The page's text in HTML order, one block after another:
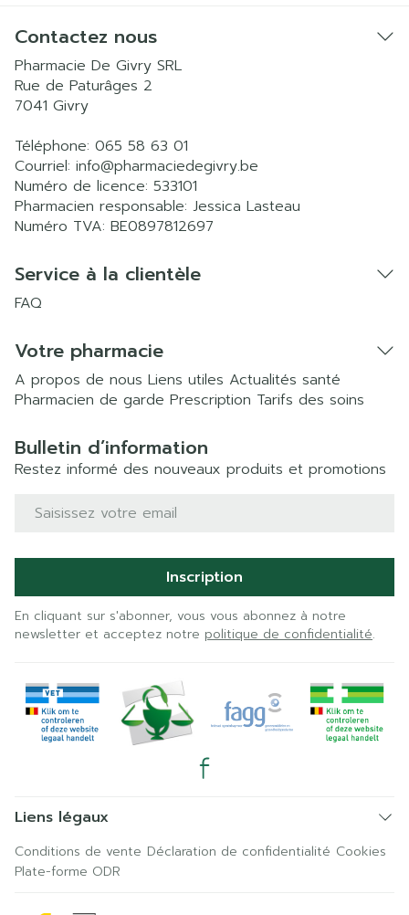
Contactez nous
Pharmacie De Givry SRL
Rue de Paturâges 2
7041 Givry
Téléphone: 065 58 63 01
Courriel: info@pharmaciedegivry.be
Numéro de licence: 533101
Pharmacien responsable: Jessica Lasteau
Numéro TVA: BE0897812697
Service à la clientèle
FAQ
Votre pharmacie
A propos de nous Liens utiles Actualités santé
Pharmacien de garde Prescription Tarifs des soins
Bulletin d’information
Restez informé des nouveaux produits et promotions
Adresse mail
Inscription
En cliquant sur s'abonner, vous vous abonnez à notre
newsletter et acceptez notre politique de confidentialité.
Liens légaux
Conditions de vente Déclaration de confidentialité Cookies
Plate-forme ODR